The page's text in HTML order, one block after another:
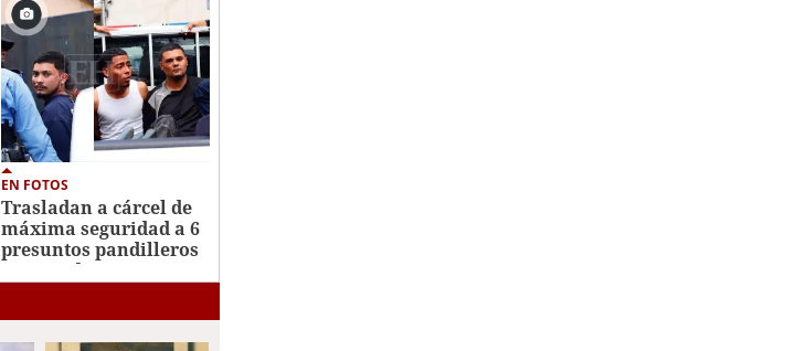
EN FOTOS
Trasladan a cárcel de
máxima seguridad a 6
presuntos pandilleros
capturados en San